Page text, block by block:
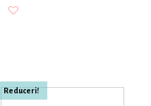
Reduceri!